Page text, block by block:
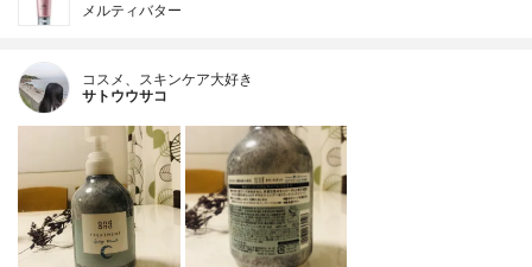
メルティバター
コスメ、スキンケア大好き
サトウウサコ